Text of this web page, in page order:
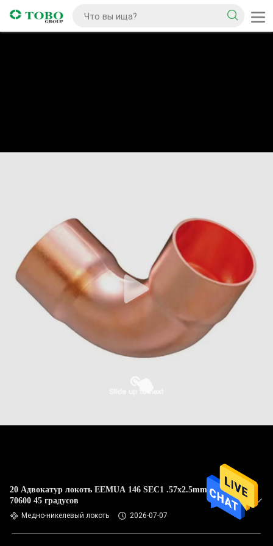
20 Адвокатур локоть EEMUA 146 SEC1 .57x2.5mm UNS
70600 45 градусов
Медно-никелевый локоть 2026-07-07